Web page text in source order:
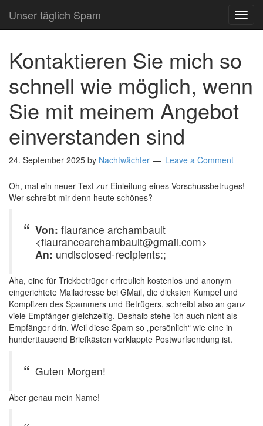
Unser täglich Spam
Kontaktieren Sie mich so
schnell wie möglich, wenn
Sie mit meinem Angebot
einverstanden sind
24. September 2025 by Nachtwächter Leave a Comment
Oh, mal ein neuer Text zur Einleitung eines Vorschussbetruges!
Wer schreibt mir denn heute schönes?
Von: flaurance archambault
<flaurancearchambault@gmail.com>
An: undisclosed-recipients:;
Aha, eine für Trickbetrüger erfreulich kostenlos und anonym
eingerichtete Mailadresse bei GMail, die dicksten Kumpel und
Komplizen des Spammers und Betrügers, schreibt also an ganz
viele Empfänger gleichzeitig. Deshalb stehe ich auch nicht als
Empfänger drin. Weil diese Spam so „persönlich“ wie eine in
hunderttausend Briefkästen verklappte Postwurfsendung ist.
Guten Morgen!
Aber genau mein Name!